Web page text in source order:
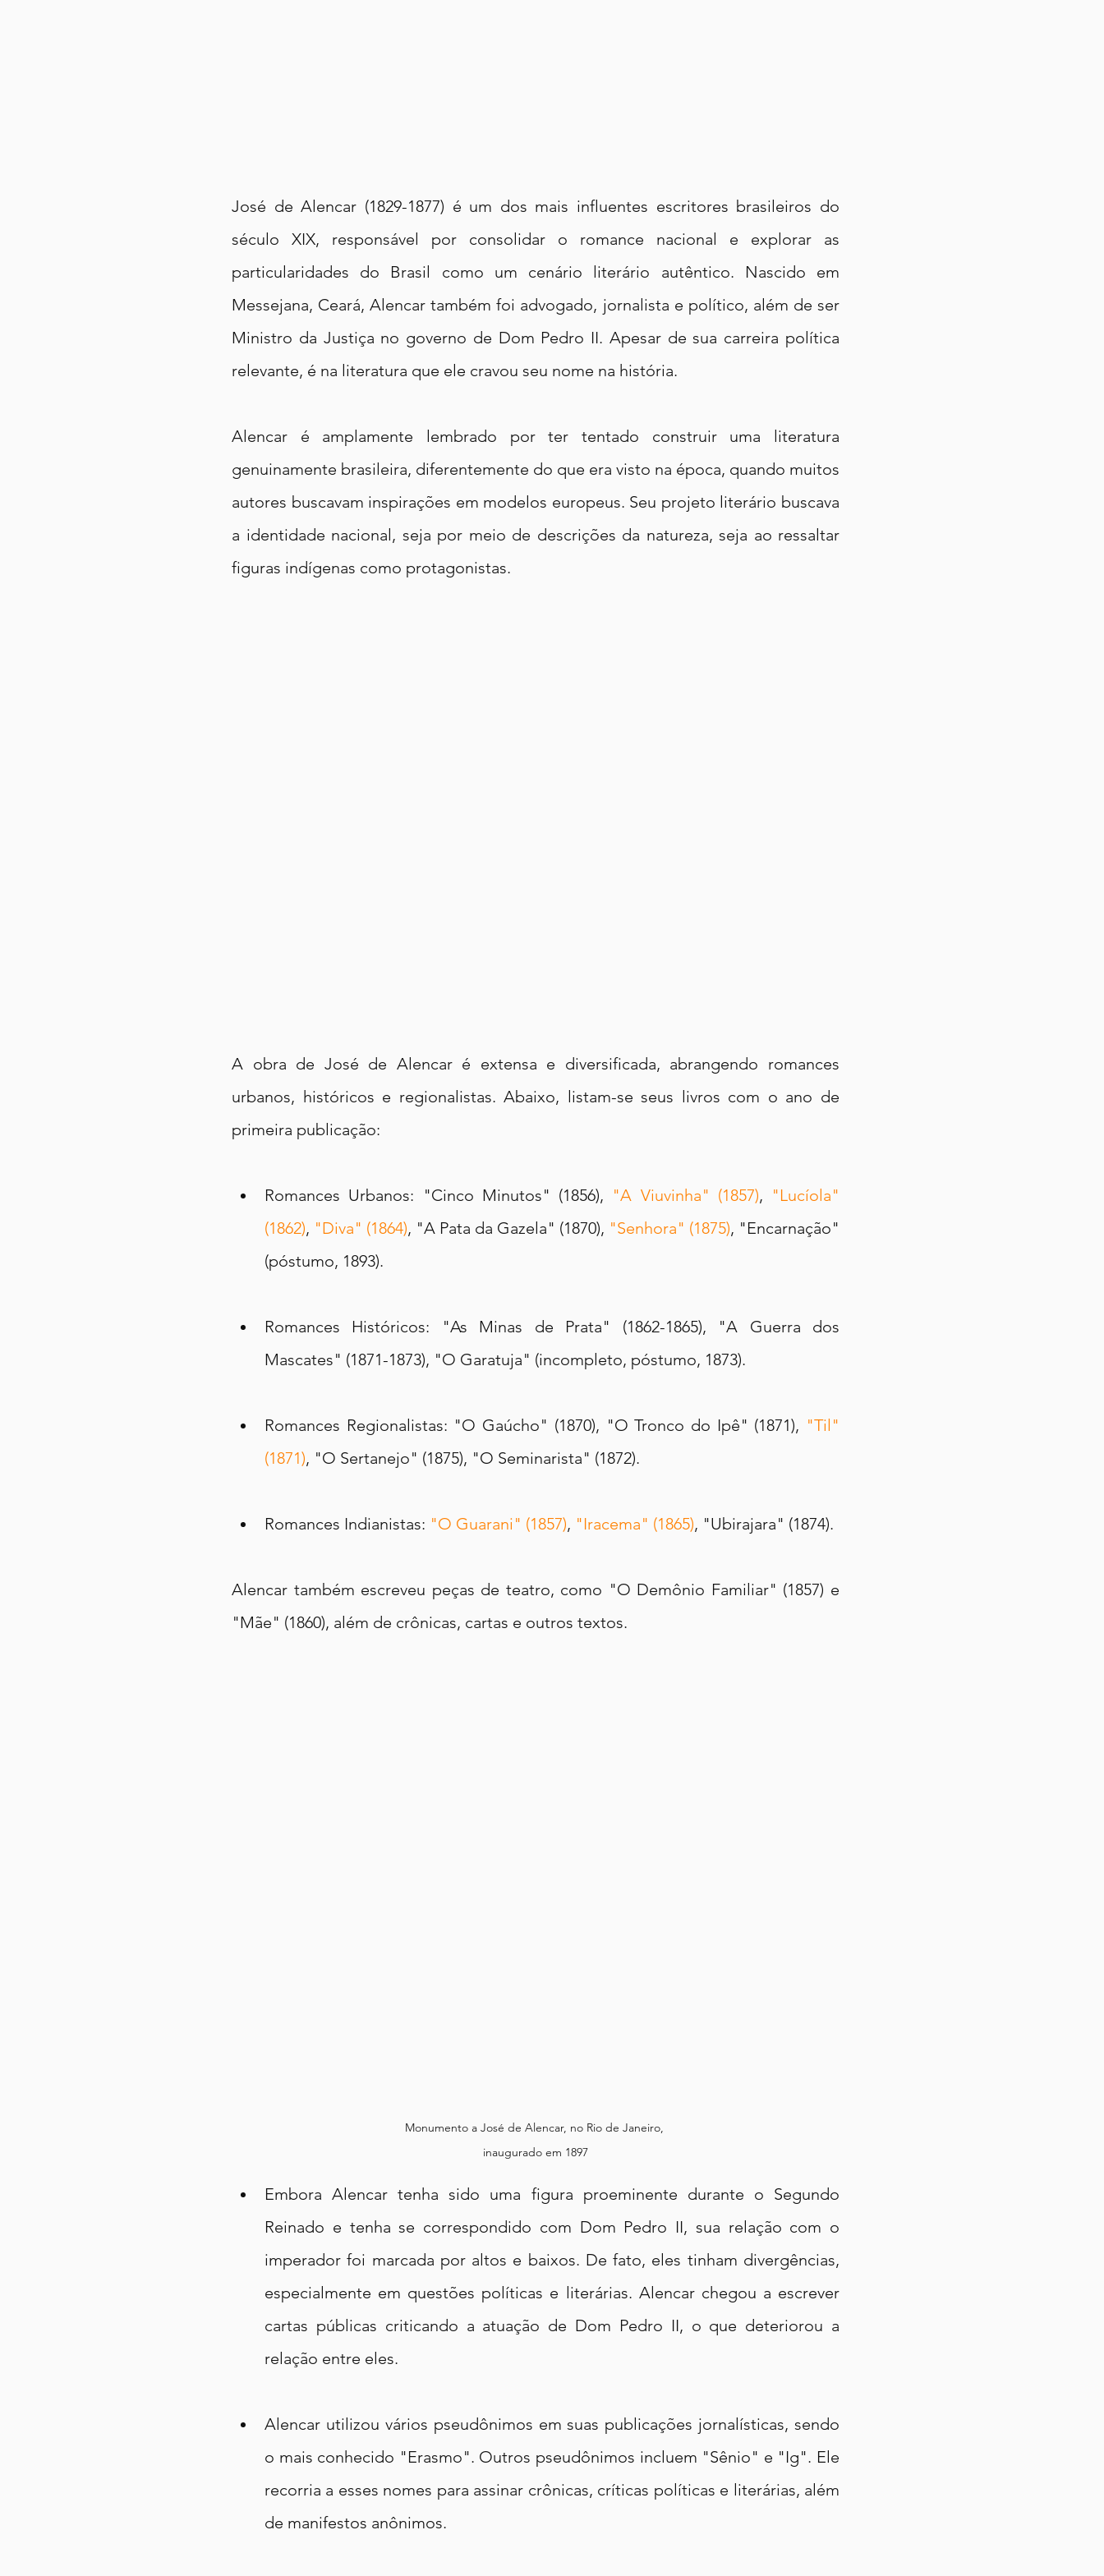
José de Alencar (1829-1877) é um dos mais influentes escritores brasileiros do
século XIX, responsável por consolidar o romance nacional e explorar as
particularidades do Brasil como um cenário literário autêntico. Nascido em
Messejana, Ceará, Alencar também foi advogado, jornalista e político, além de ser
Ministro da Justiça no governo de Dom Pedro II. Apesar de sua carreira política
relevante, é na literatura que ele cravou seu nome na história.
Alencar é amplamente lembrado por ter tentado construir uma literatura
genuinamente brasileira, diferentemente do que era visto na época, quando muitos
autores buscavam inspirações em modelos europeus. Seu projeto literário buscava
a identidade nacional, seja por meio de descrições da natureza, seja ao ressaltar
figuras indígenas como protagonistas.
A obra de José de Alencar é extensa e diversificada, abrangendo romances
urbanos, históricos e regionalistas. Abaixo, listam-se seus livros com o ano de
primeira publicação:
Romances Urbanos: "Cinco Minutos" (1856), "A Viuvinha" (1857), "Lucíola"
(1862), "Diva" (1864), "A Pata da Gazela" (1870), "Senhora" (1875), "Encarnação"
(póstumo, 1893).
Romances Históricos: "As Minas de Prata" (1862-1865), "A Guerra dos
Mascates" (1871-1873), "O Garatuja" (incompleto, póstumo, 1873).
Romances Regionalistas: "O Gaúcho" (1870), "O Tronco do Ipê" (1871), "Til"
(1871), "O Sertanejo" (1875), "O Seminarista" (1872).
Romances Indianistas: "O Guarani" (1857), "Iracema" (1865), "Ubirajara" (1874).
Alencar também escreveu peças de teatro, como "O Demônio Familiar" (1857) e
"Mãe" (1860), além de crônicas, cartas e outros textos.
Monumento a José de Alencar, no Rio de Janeiro,
inaugurado em 1897
Embora Alencar tenha sido uma figura proeminente durante o Segundo
Reinado e tenha se correspondido com Dom Pedro II, sua relação com o
imperador foi marcada por altos e baixos. De fato, eles tinham divergências,
especialmente em questões políticas e literárias. Alencar chegou a escrever
cartas públicas criticando a atuação de Dom Pedro II, o que deteriorou a
relação entre eles.
Alencar utilizou vários pseudônimos em suas publicações jornalísticas, sendo
o mais conhecido "Erasmo". Outros pseudônimos incluem "Sênio" e "Ig". Ele
recorria a esses nomes para assinar crônicas, críticas políticas e literárias, além
de manifestos anônimos​.